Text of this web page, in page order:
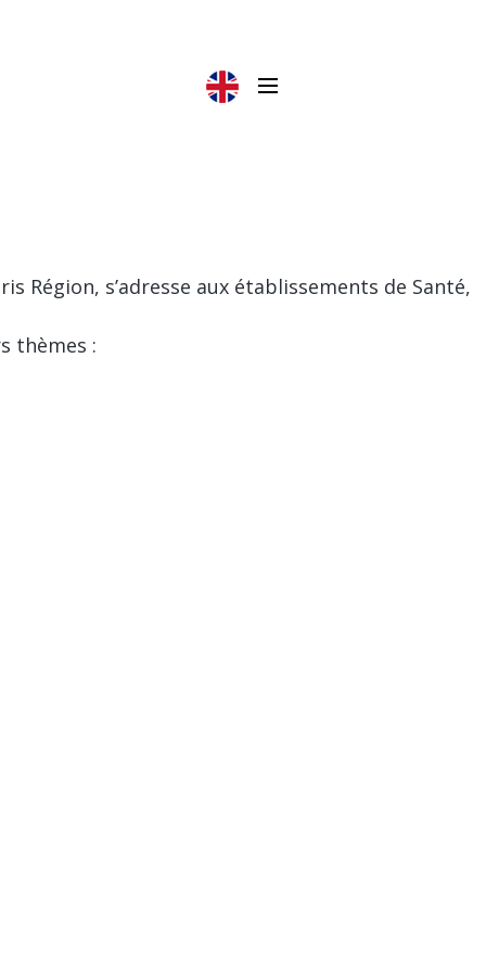
Région, s’adresse aux établissements de Santé,
thèmes :